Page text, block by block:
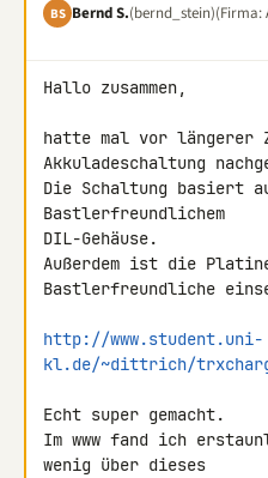
BS Bernd S.(bernd_stein)(Firma:
Hallo zusammen,
hatte mal vor längerer
Akkuladeschaltung
Die Schaltung basiert
Bastlerfreundlichem
DIL-Gehäuse.
Außerdem ist die
Bastlerfreundliche
http://www.student.uni-
kl.de/~dittrich/
Echt super gemacht.
Im www fand ich
wenig über dieses